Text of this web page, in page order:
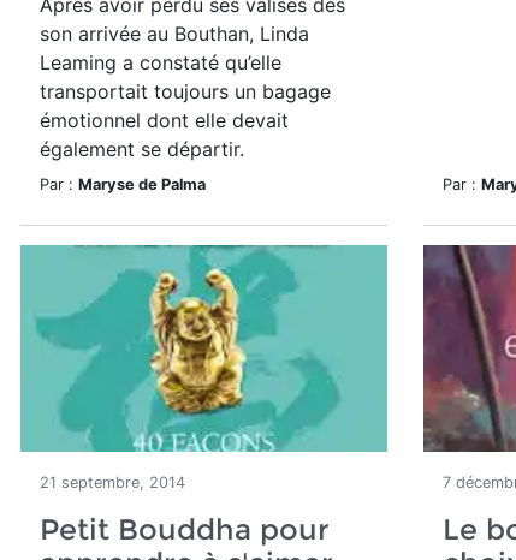
Après avoir perdu ses valises dès
son arrivée au Bouthan, Linda
Leaming a constaté qu’elle
transportait toujours un bagage
émotionnel dont elle devait
également se départir.
Par : Maryse de Palma Par :
21 septembre, 2014
Petit Bouddha pour
7
Le